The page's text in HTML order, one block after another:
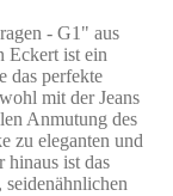
- G1" aus
Eckert ist ein
das perfekte
mit der Jeans
Anmutung des
zu eleganten und
hinaus ist das